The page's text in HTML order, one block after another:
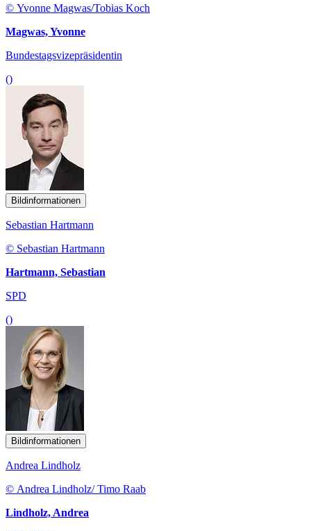
© Yvonne Magwas/Tobias Koch
Magwas, Yvonne
Bundestagsvizepräsidentin
()
Bildinformationen
Sebastian Hartmann
© Sebastian Hartmann
Hartmann, Sebastian
SPD
()
Bildinformationen
Andrea Lindholz
© Andrea Lindholz/ Timo Raab
Lindholz, Andrea